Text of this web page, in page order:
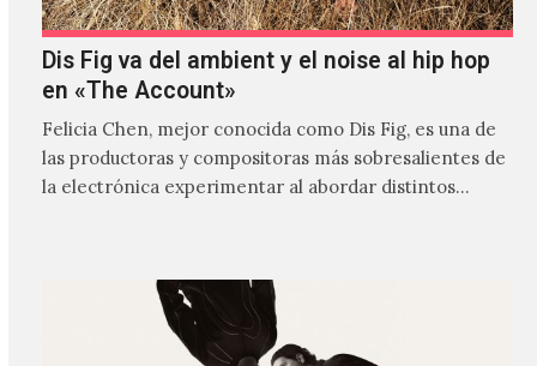
Dis Fig va del ambient y el noise al hip hop
en «The Account»
Felicia Chen, mejor conocida como Dis Fig, es una de
las productoras y compositoras más sobresalientes de
la electrónica experimentar al abordar distintos